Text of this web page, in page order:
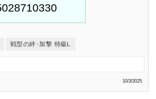
戦型の絆･加撃 特級L
10/3/2025